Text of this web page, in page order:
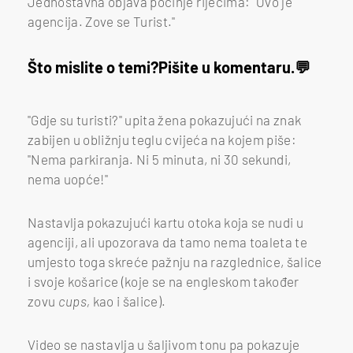
agencija. Zove se Turist."
Što mislite o temi?Pišite u komentaru.
"Gdje su turisti?" upita žena pokazujući na znak
zabijen u obližnju teglu cvijeća na kojem piše:
"Nema parkiranja. Ni 5 minuta, ni 30 sekundi,
nema uopće!"
Nastavlja pokazujući kartu otoka koja se nudi u
agenciji, ali upozorava da tamo nema toaleta te
umjesto toga skreće pažnju na razglednice, šalice
i svoje košarice (koje se na engleskom također
zovu cups, kao i šalice).
Video se nastavlja u šaljivom tonu pa pokazuje